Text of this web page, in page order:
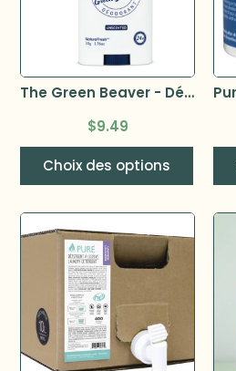
The Green Beaver - Déodorant 50g
$9.49
Choix des options